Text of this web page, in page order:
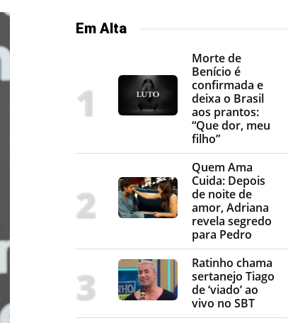
Em Alta
Morte de
Benício é
confirmada e
deixa o Brasil
aos prantos:
“Que dor, meu
filho”
Quem Ama
Cuida: Depois
de noite de
amor, Adriana
revela segredo
para Pedro
Ratinho chama
sertanejo Tiago
de ‘viado’ ao
vivo no SBT